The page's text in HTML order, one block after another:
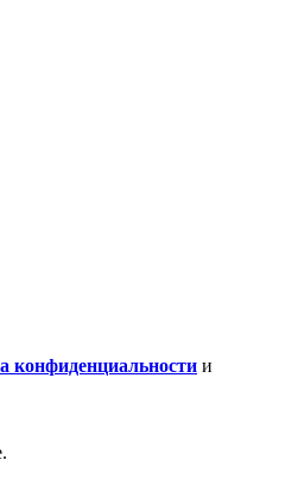
конфиденциальности и